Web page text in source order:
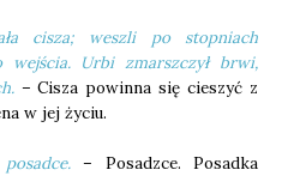
cisza; weszli po stopniach
wejścia. Urbi zmarszczył brwi,
– Cisza powinna się cieszyć z
w jej życiu.
– Posadzce. Posadka